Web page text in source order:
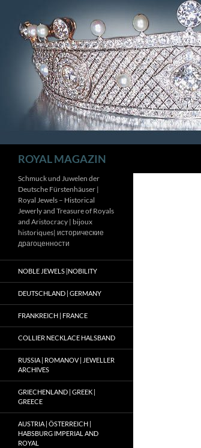
Inhalt
springen
ROYAL MAGAZIN
Schmuck und Juwelen der
Deutsche Fürstenhäuser |
Royal Jewels – Historical
Jewerly and Treasure of Royals
and Aristocracy | bijoux
historiques| исторические
драгоценности
NOBLE JEWELS |NOBILITY
DEUTSCHLAND | GERMANY
FRANKREICH | FRANCE
COLLIER NECKLACE HALSBAND
RUSSIA | ROMANOV | JEWELLER
ARCHIVES
GRIECHENLAND | GREEK |
GREECE
AUSTRIA | ÖSTERREICH |
HABSBURG IMPERIAL AND
ROYAL